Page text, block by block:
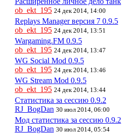
ob_ekt_195 24 дек 2014, 14:00
Replays Manager версия 7 0.9.5
ob_ekt_195 24 дек 2014, 13:51
Wargaming.FM 0.9.5
ob_ekt_195 24 дек 2014, 13:47
WG Social Mod 0.9.5
ob_ekt_195 24 дек 2014, 13:46
WG Stream Mod 0.9.5
ob_ekt_195 24 дек 2014, 13:44
Статистика за сессию 0.9.2
RJ_BogDan 30 июл 2014, 06:00
Мод статистика за сессию 0.9.2
RJ_BogDan 30 июл 2014, 05:54